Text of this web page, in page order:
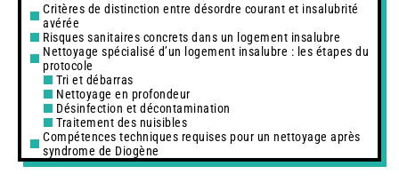
Critères de distinction entre désordre courant et insalubrité
avérée
Risques sanitaires concrets dans un logement insalubre
Nettoyage spécialisé d’un logement insalubre : les étapes du
protocole
Tri et débarras
Nettoyage en profondeur
Désinfection et décontamination
Traitement des nuisibles
Compétences techniques requises pour un nettoyage après
syndrome de Diogène